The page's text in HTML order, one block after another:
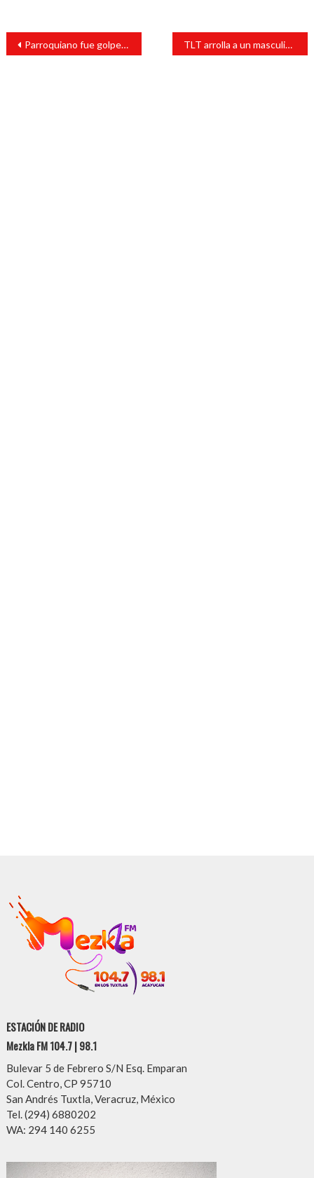
Navegación
entradas
Parroquiano fue golpeado brutalmente TLT arrolla a un masculino
ESTACIÓN DE RADIO
Mezkla FM 104.7 | 98.1
Bulevar 5 de Febrero S/N Esq. Emparan
Col. Centro, CP 95710
San Andrés Tuxtla, Veracruz, México
Tel. (294) 6880202
WA: 294 140 6255